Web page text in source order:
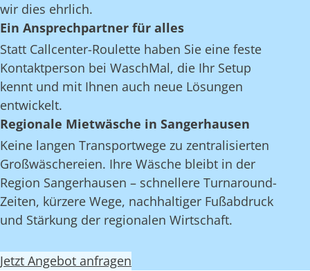
wir dies ehrlich.
Ein Ansprechpartner für alles
Statt Callcenter-Roulette haben Sie eine feste
Kontaktperson bei WaschMal, die Ihr Setup
kennt und mit Ihnen auch neue Lösungen
entwickelt.
Regionale Mietwäsche in Sangerhausen
Keine langen Transportwege zu zentralisierten
Großwäschereien. Ihre Wäsche bleibt in der
Region Sangerhausen – schnellere Turnaround-
Zeiten, kürzere Wege, nachhaltiger Fußabdruck
und Stärkung der regionalen Wirtschaft.
Jetzt Angebot anfragen